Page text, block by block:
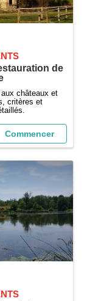
de
châteaux et
critères et
Commencer